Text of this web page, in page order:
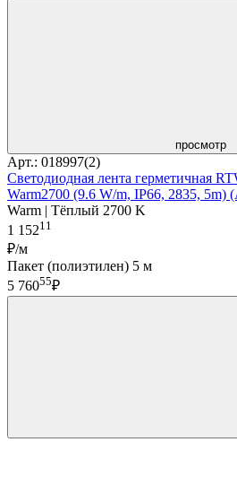
просмотр
Арт.: 018997(2)
Светодиодная лента герметичная
Warm2700 (9.6 W/m, IP66, 2835, 5m)
Warm | Тёплый 2700 K
1 15211
₽/м
Пакет (полиэтилен) 5 м
5 76055₽